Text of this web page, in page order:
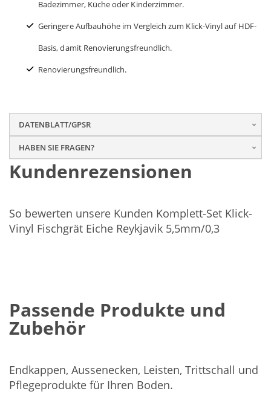
Badezimmer, Küche oder Kinderzimmer.
Geringere Aufbauhöhe im Vergleich zum Klick-Vinyl auf HDF-
Basis, damit Renovierungsfreundlich.
Renovierungsfreundlich.
DATENBLATT/GPSR
HABEN SIE FRAGEN?
Kundenrezensionen
So bewerten unsere Kunden Komplett-Set Klick-
Vinyl Fischgrät Eiche Reykjavik 5,5mm/0,3
Passende Produkte und
Zubehör
Endkappen, Aussenecken, Leisten, Trittschall und
Pflegeprodukte für Ihren Boden.